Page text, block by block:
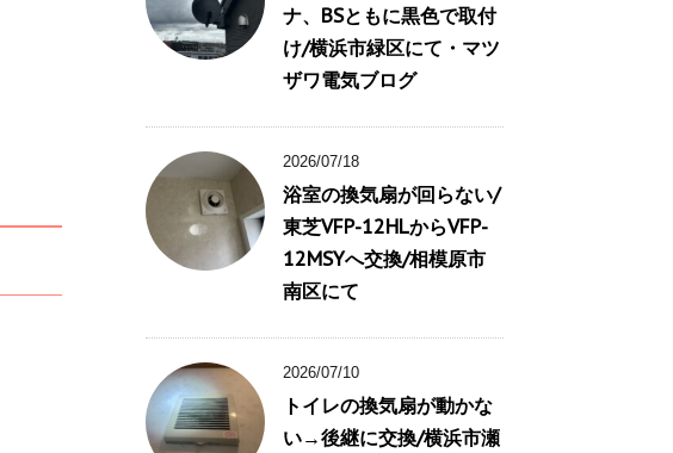
ナ、BSともに黒色で取付
け/横浜市緑区にて・マツ
ザワ電気ブログ
2026/07/18
浴室の換気扇が回らない/
東芝VFP-12HLからVFP-
12MSYへ交換/相模原市
南区にて
2026/07/10
トイレの換気扇が動かな
い→後継に交換/横浜市瀬